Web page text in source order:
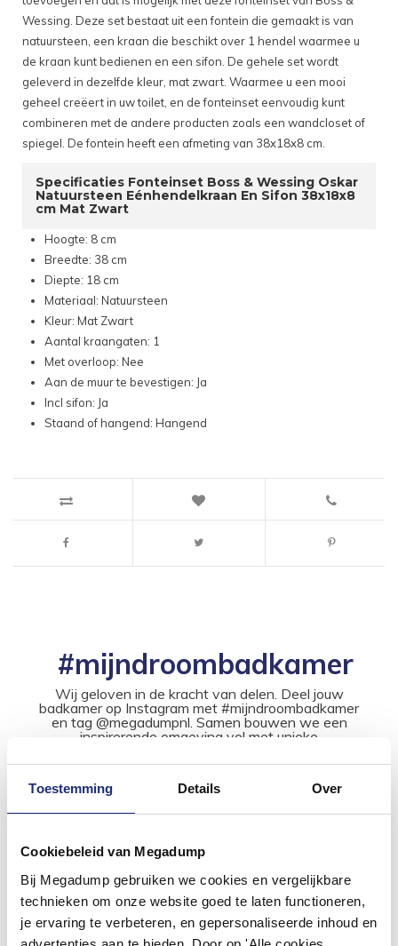
Toestemming Details Over
Cookiebeleid van Megadump
Bij Megadump gebruiken we cookies en vergelijkbare
technieken om onze website goed te laten functioneren,
je ervaring te verbeteren, en gepersonaliseerde inhoud en
Wessing. Deze set bestaat uit een fontein die gemaakt is van
natuursteen, een kraan die beschikt over 1 hendel waarmee u
de kraan kunt bedienen en een sifon. De gehele set wordt
geleverd in dezelfde kleur, mat zwart. Waarmee u een mooi
geheel creëert in uw toilet, en de fonteinset eenvoudig kunt
combineren met de andere producten zoals een wandcloset of
spiegel. De fontein heeft een afmeting van 38x18x8 cm.
Specificaties Fonteinset Boss & Wessing Oskar
Natuursteen Eénhendelkraan En Sifon 38x18x8
cm Mat Zwart
Hoogte: 8 cm
Breedte: 38 cm
Diepte: 18 cm
Materiaal: Natuursteen
Kleur: Mat Zwart
Aantal kraangaten: 1
Met overloop: Nee
Aan de muur te bevestigen: Ja
Incl sifon: Ja
Staand of hangend: Hangend
#mijndroombadkamer
Wij geloven in de kracht van delen. Deel jouw
badkamer op Instagram met #mijndroombadkamer
en tag @megadumpnl. Samen bouwen we een
inspirerende omgeving vol met unieke